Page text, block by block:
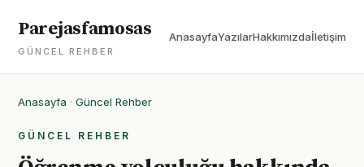
Parejasfamosas
GÜNCEL REHBER
AnasayfaYazılarHakkımızdaİletişim
Anasayfa · Güncel Rehber
GÜNCEL REHBER